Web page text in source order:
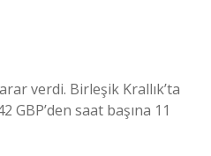
verdi. Birleşik Krallık’ta
saat başına 11